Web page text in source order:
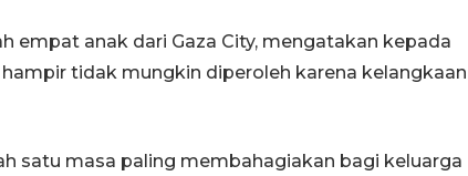
empat anak dari Gaza City, mengatakan kepada
tidak mungkin diperoleh karena kelangkaan
satu masa paling membahagiakan bagi keluarga
ANTARA Babel-Kanwil
KemenHAM Babel Jalin Kerja